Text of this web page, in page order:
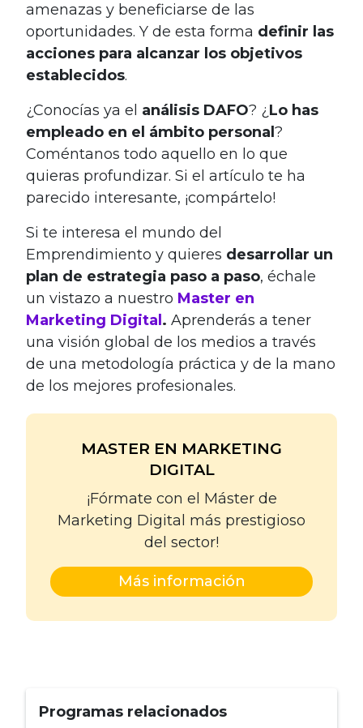
amenazas y beneficiarse de las
oportunidades. Y de esta forma definir las
acciones para alcanzar los objetivos
establecidos.
¿Conocías ya el análisis DAFO? ¿ Lo has
empleado en el ámbito personal ?
Coméntanos todo aquello en lo que
quieras profundizar. Si el artículo te ha
parecido interesante, ¡compártelo!
Si te interesa el mundo del
Emprendimiento y quieres desarrollar un
plan de estrategia paso a paso, échale
un vistazo a nuestro Master en
Marketing Digital . Aprenderás a tener
una visión global de los medios a través
de una metodología práctica y de la mano
de los mejores profesionales.
MASTER EN MARKETING
DIGITAL
¡Fórmate con el Máster de
Marketing Digital más prestigioso
del sector!
Más información
Programas relacionados